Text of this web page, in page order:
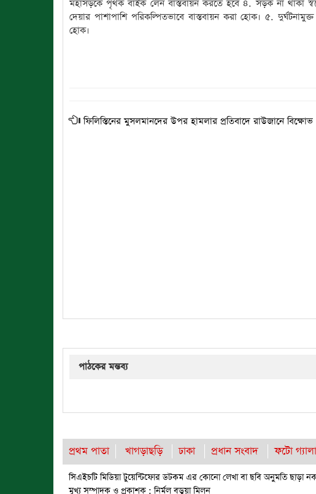
মহাসড়কে পৃথক বাইক লেন বাস্তবায়ন করতে হবে ৪. সড়ক না থাকা
দেয়ার পাশাপাশি পরিকল্পিতভাবে বাস্তবায়ন করা হোক। ৫.
হোক।
ফিলিস্তিনের মুসলমানদের উপর হামলার প্রতিবাদে রাউজানে বিক্ষোভ
পাঠকের মন্তব্য
প্রথম পাতা খাগড়াছড়ি ঢাকা প্রধান সংবাদ ফটো
সিএইচটি মিডিয়া টুয়েন্টিফোর ডটকম এর কোনো লেখা বা ছবি অনুমতি ছাড়া
মুখ্য সম্পাদক ও প্রকাশক : নির্মল বড়ুয়া মিলন